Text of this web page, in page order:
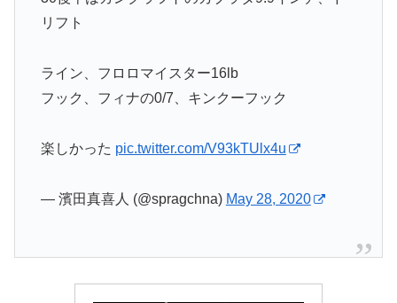
リフト
ライン、フロロマイスター16lb
フック、フィナの0/7、キンクーフック
楽しかった pic.twitter.com/V93kTUlx4u
— 濱田真喜人 (@spragchna) May 28, 2020